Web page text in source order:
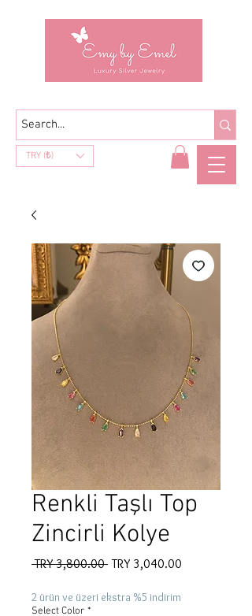
TRY (₺)
Renkli Taşlı Top
Zincirli Kolye
TRY 3,800.00 Regular
TRY 3,040.00
2 ürün ve üzeri ekstra %5 indirim
Select Color *